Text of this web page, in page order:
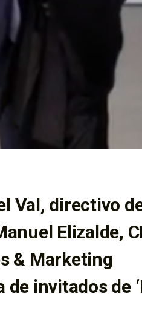
Val, directivo
Elizalde,
& Marketing
invitados de